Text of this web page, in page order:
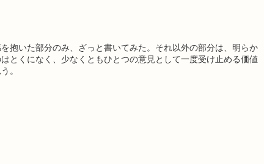
抱いた部分のみ、ざっと書いてみた。それ以外の部分は、明らか
とくになく、少なくともひとつの意見として一度受け止める価値
。